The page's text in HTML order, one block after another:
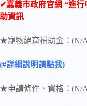
✔嘉義市政府官網 “進
助資訊
★寵物絕育補助金：(N/
(#詳細說明請點我)
★申請條件、資格：(N/